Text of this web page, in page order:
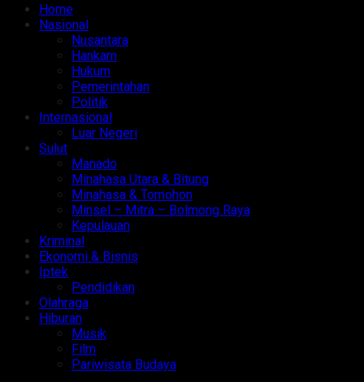
Home
Nasional
Nusantara
Hankam
Hukum
Pemerintahan
Politik
Internasional
Luar Negeri
Sulut
Manado
Minahasa Utara & Bitung
Minahasa & Tomohon
Minsel – Mitra – Bolmong Raya
Kepulauan
Kriminal
Ekonomi & Bisnis
Iptek
Pendidikan
Olahraga
Hiburan
Musik
Film
Pariwisata Budaya